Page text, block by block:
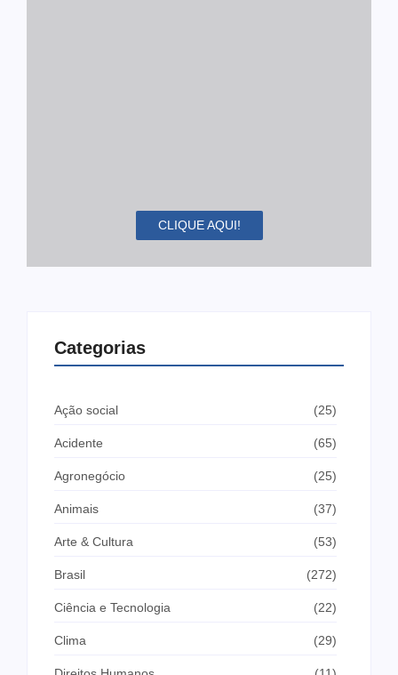
CLIQUE AQUI!
Categorias
Ação social (25)
Acidente (65)
Agronegócio (25)
Animais (37)
Arte & Cultura (53)
Brasil (272)
Ciência e Tecnologia (22)
Clima (29)